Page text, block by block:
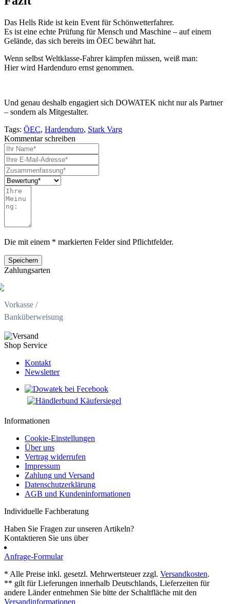
Das Hells Ride ist kein Event für Schönwetterfahrer.
Es ist eine echte Prüfung für Mensch und Maschine – auf einem
Gelände, das sich bereits im ÖEC bewährt hat.
Wenn selbst Weltklasse-Fahrer kämpfen müssen, weiß man:
Hier wird Hardenduro ernst genommen.
Und genau deshalb engagiert sich DOWATEK nicht nur als Partner
– sondern als Mitgestalter.
Tags: ÖEC, Hardenduro, Stark Varg
Kommentar schreiben
Die mit einem * markierten Felder sind Pflichtfelder.
Zahlungsarten
Vorkasse /
Banküberweisung
Shop Service
Kontakt
Newsletter
Informationen
Cookie-Einstellungen
Über uns
Vertrag widerrufen
Impressum
Zahlung und Versand
Datenschutzerklärung
AGB und Kundeninformationen
Individuelle Fachberatung
Haben Sie Fragen zur unseren Artikeln?
Kontaktieren Sie uns über
Anfrage-Formular
* Alle Preise inkl. gesetzl. Mehrwertsteuer zzgl. Versandkosten.
** gilt für Lieferungen innerhalb Deutschlands, Lieferzeiten für
andere Länder entnehmen Sie bitte der Schaltfläche mit den
Versandinformationen